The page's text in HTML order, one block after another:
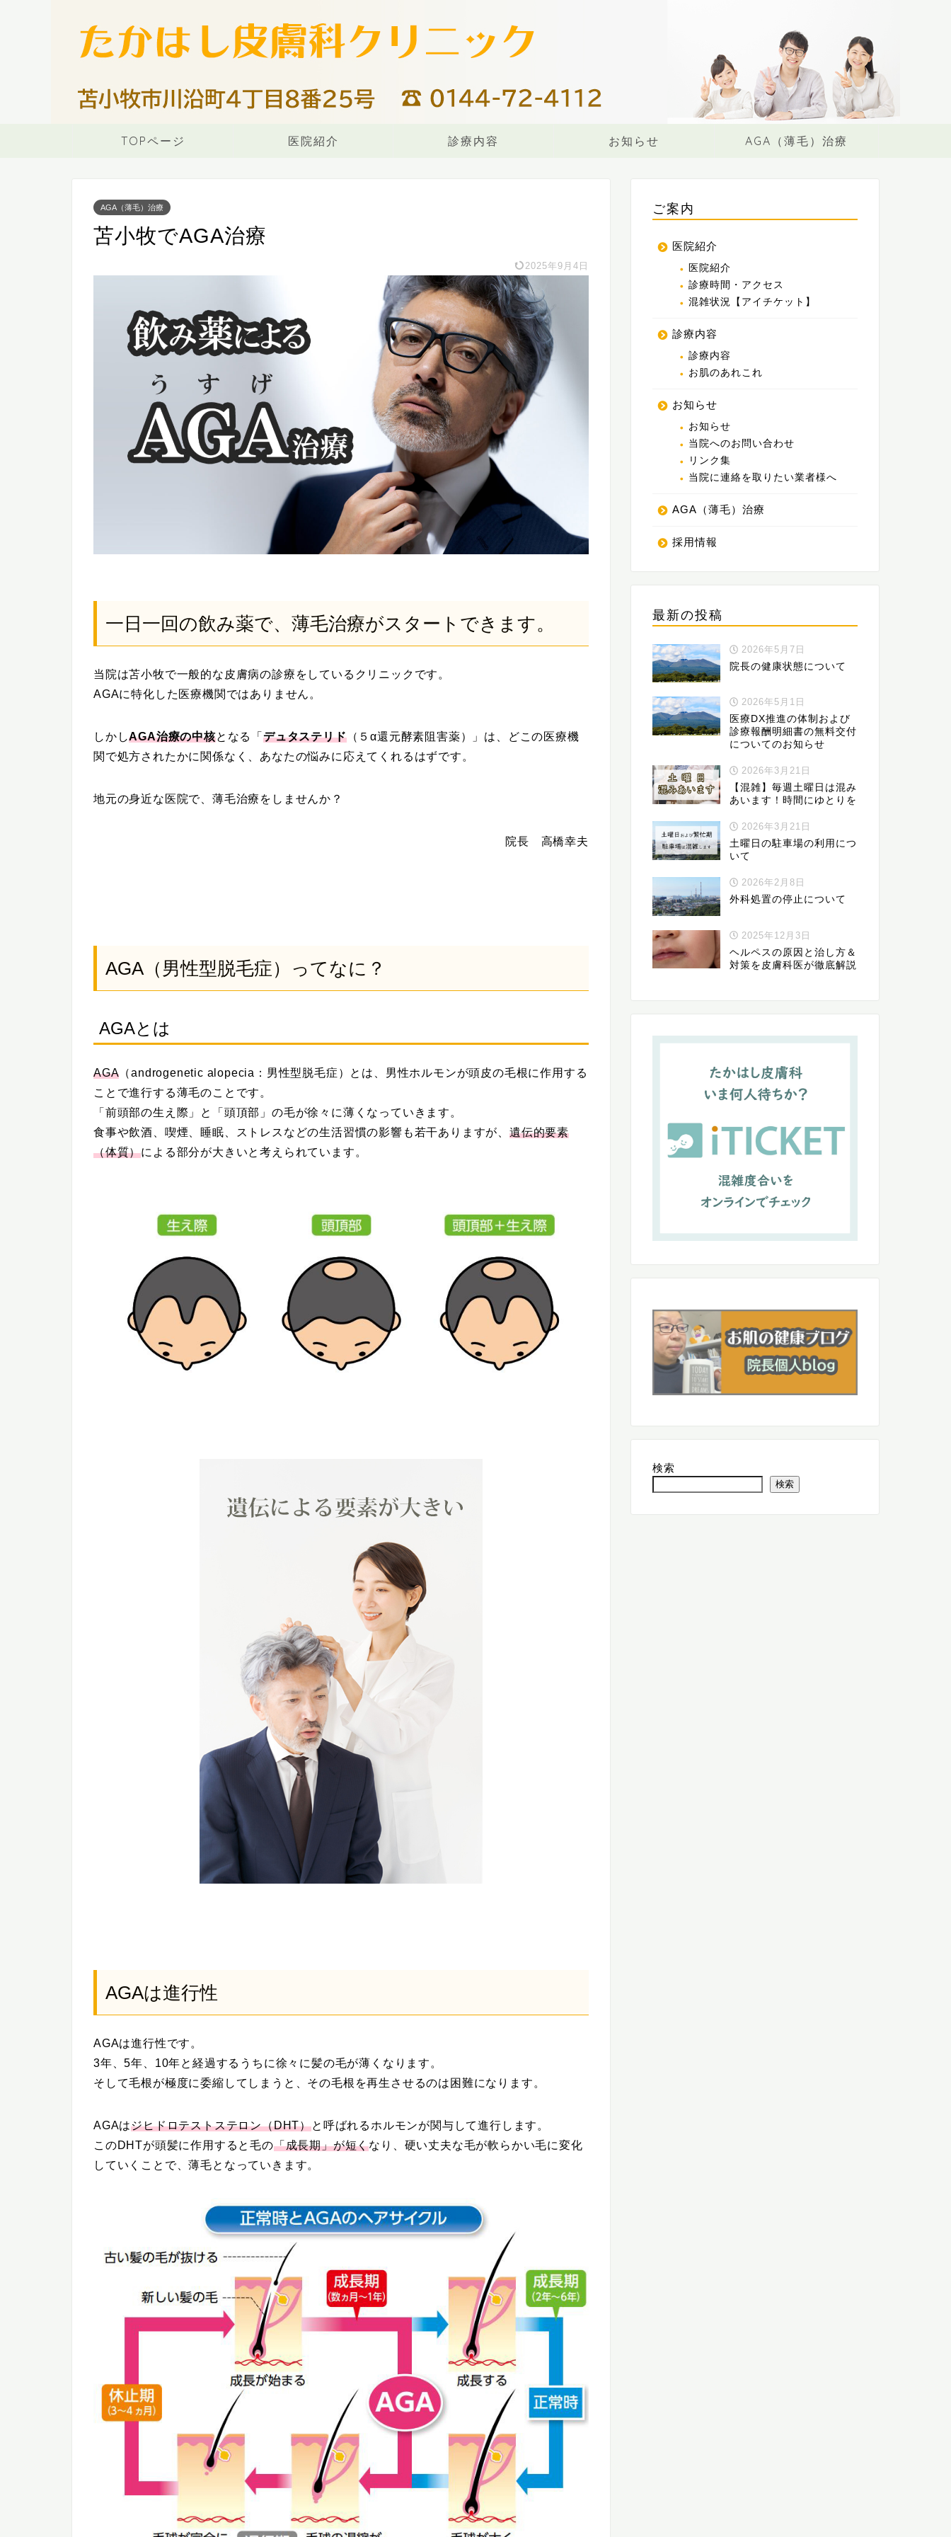
TOPページ 医院紹介 診療内容 お知らせ AGA（薄毛）治療
AGA（薄毛）治療
苫小牧でAGA治療
2025年9月4日
一日一回の飲み薬で、薄毛治療がスタートできます。
当院は苫小牧で一般的な皮膚病の診療をしているクリニックです。
AGAに特化した医療機関ではありません。
しかしAGA治療の中核となる「デュタステリド（５α還元酵素阻害薬）」は、どこの医療機
関で処方されたかに関係なく、あなたの悩みに応えてくれるはずです。
地元の身近な医院で、薄毛治療をしませんか？
院長 高橋幸夫
AGA（男性型脱毛症）ってなに？
AGAとは
AGA （androgenetic alopecia：男性型脱毛症）とは、男性ホルモンが頭皮の毛根に作用する
ことで進行する薄毛のことです。
「前頭部の生え際」と「頭頂部」の毛が徐々に薄くなっていきます。
食事や飲酒、喫煙、睡眠、ストレスなどの生活習慣の影響も若干ありますが、 遺伝的要素
（体質）による部分が大きいと考えられています。
AGAは進行性
AGAは進行性です。
3年、5年、10年と経過するうちに徐々に髪の毛が薄くなります。
そして毛根が極度に委縮してしまうと、その毛根を再生させるのは困難になります。
AGAはジヒドロテストステロン（DHT）と呼ばれるホルモンが関与して進行します。
このDHTが頭髪に作用すると毛の「成長期」が短くなり、硬い丈夫な毛が軟らかい毛に変化
していくことで、薄毛となっていきます。
ご案内
医院紹介
医院紹介
診療時間・アクセス
混雑状況【アイチケット】
診療内容
診療内容
お肌のあれこれ
お知らせ
お知らせ
当院へのお問い合わせ
リンク集
当院に連絡を取りたい業者様へ
AGA（薄毛）治療
採用情報
最新の投稿
2026年5月7日
院長の健康状態について
2026年5月1日
医療DX推進の体制および
診療報酬明細書の無料交付
についてのお知らせ
2026年3月21日
【混雑】毎週土曜日は混み
あいます！時間にゆとりを
2026年3月21日
土曜日の駐車場の利用につ
いて
2026年2月8日
外科処置の停止について
2025年12月3日
ヘルペスの原因と治し方＆
対策を皮膚科医が徹底解説
検索
検索